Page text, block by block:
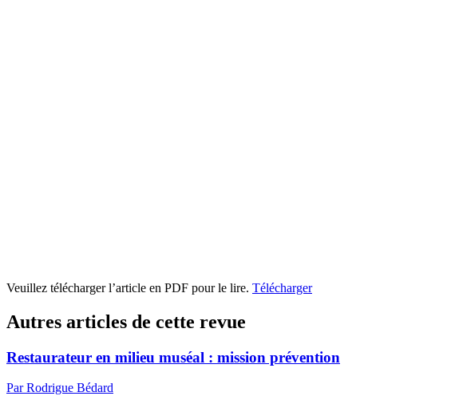
Veuillez télécharger l’article en PDF pour le lire. Télécharger
Autres articles de cette revue
Restaurateur en milieu muséal : mission prévention
Par Rodrigue Bédard